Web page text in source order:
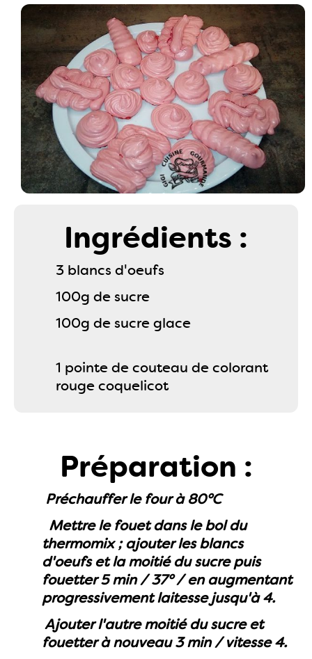
Ingrédients :
3 blancs d'oeufs
100g de sucre
100g de sucre glace
1 pointe de couteau de colorant
rouge coquelicot
Préparation :
Préchauffer le four à 80°C
Mettre le fouet dans le bol du
thermomix ; ajouter les blancs
d'oeufs et la moitié dusucre puis
fouetter 5 min / 37° / en augmentant
progressivement laitesse jusqu'à 4.
Ajouter l'autre moitié du sucre et
fouetter à nouveau 3 min / vitesse 4.